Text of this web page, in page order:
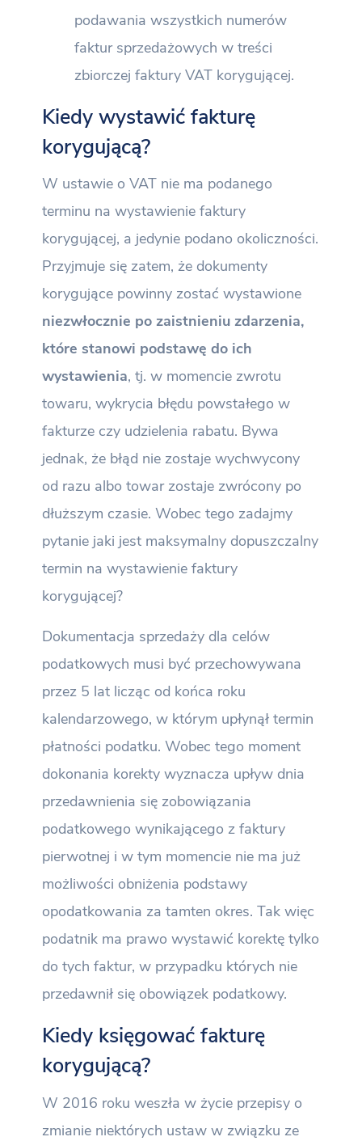
podawania wszystkich numerów
faktur sprzedażowych w treści
zbiorczej faktury VAT korygującej.
Kiedy wystawić fakturę
korygującą?
W ustawie o VAT nie ma podanego
terminu na wystawienie faktury
korygującej, a jedynie podano okoliczności.
Przyjmuje się zatem, że dokumenty
korygujące powinny zostać wystawione
niezwłocznie po zaistnieniu zdarzenia,
które stanowi podstawę do ich
wystawienia, tj. w momencie zwrotu
towaru, wykrycia błędu powstałego w
fakturze czy udzielenia rabatu. Bywa
jednak, że błąd nie zostaje wychwycony
od razu albo towar zostaje zwrócony po
dłuższym czasie. Wobec tego zadajmy
pytanie jaki jest maksymalny dopuszczalny
termin na wystawienie faktury
korygującej?
Dokumentacja sprzedaży dla celów
podatkowych musi być przechowywana
przez 5 lat licząc od końca roku
kalendarzowego, w którym upłynął termin
płatności podatku. Wobec tego moment
dokonania korekty wyznacza upływ dnia
przedawnienia się zobowiązania
podatkowego wynikającego z faktury
pierwotnej i w tym momencie nie ma już
możliwości obniżenia podstawy
opodatkowania za tamten okres. Tak więc
podatnik ma prawo wystawić korektę tylko
do tych faktur, w przypadku których nie
przedawnił się obowiązek podatkowy.
Kiedy księgować fakturę
korygującą?
W 2016 roku weszła w życie przepisy o
zmianie niektórych ustaw w związku ze